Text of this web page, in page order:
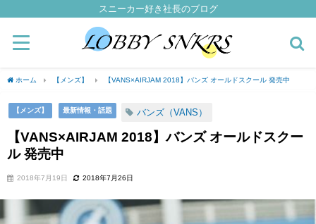
スニーカー好き社長のブログ
ホーム 【メンズ】 【VANS×AIRJAM 2018】バンズ オールドスクール 発売中
【メンズ】 最新情報・話題 バンズ（VANS）
【VANS×AIRJAM 2018】バンズ オールドスクー
ル 発売中
2018年7月19日 2018年7月26日